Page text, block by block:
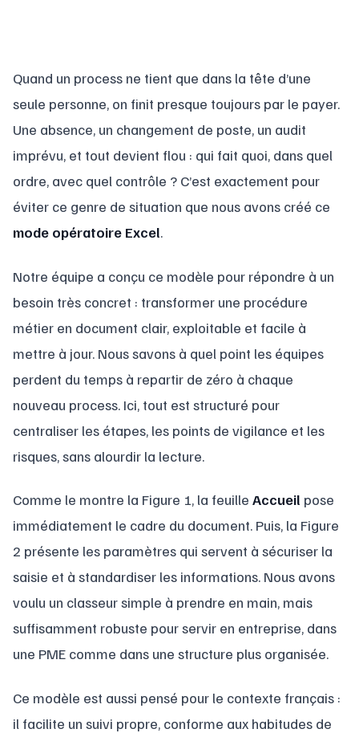
Quand un process ne tient que dans la tête d’une
seule personne, on finit presque toujours par le payer.
Une absence, un changement de poste, un audit
imprévu, et tout devient flou : qui fait quoi, dans quel
ordre, avec quel contrôle ? C’est exactement pour
éviter ce genre de situation que nous avons créé ce
mode opératoire Excel.
Notre équipe a conçu ce modèle pour répondre à un
besoin très concret : transformer une procédure
métier en document clair, exploitable et facile à
mettre à jour. Nous savons à quel point les équipes
perdent du temps à repartir de zéro à chaque
nouveau process. Ici, tout est structuré pour
centraliser les étapes, les points de vigilance et les
risques, sans alourdir la lecture.
Comme le montre la Figure 1, la feuille Accueil pose
immédiatement le cadre du document. Puis, la Figure
2 présente les paramètres qui servent à sécuriser la
saisie et à standardiser les informations. Nous avons
voulu un classeur simple à prendre en main, mais
suffisamment robuste pour servir en entreprise, dans
une PME comme dans une structure plus organisée.
Ce modèle est aussi pensé pour le contexte français :
il facilite un suivi propre, conforme aux habitudes de